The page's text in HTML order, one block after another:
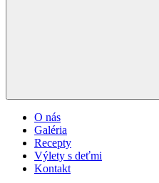
O nás
Galéria
Recepty
Výlety s deťmi
Kontakt